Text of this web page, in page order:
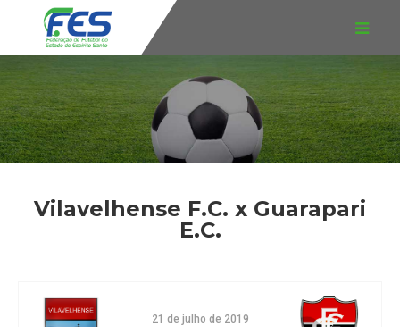
Vilavelhense F.C. x Guarapari
E.C.
21 de julho de 2019